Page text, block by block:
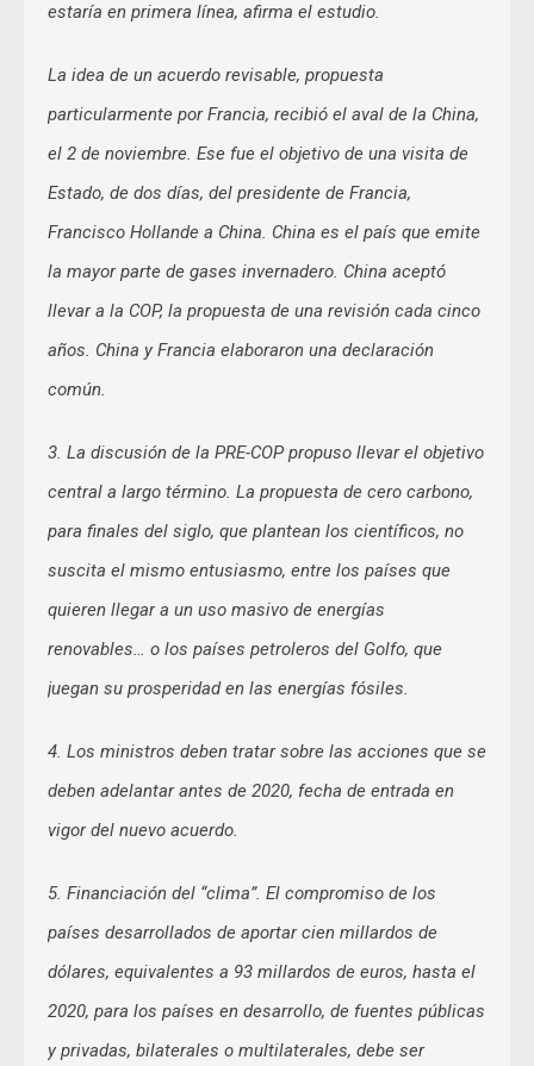
estaría en primera línea, afirma el estudio.
La idea de un acuerdo revisable, propuesta
particularmente por Francia, recibió el aval de la China,
el 2 de noviembre. Ese fue el objetivo de una visita de
Estado, de dos días, del presidente de Francia,
Francisco Hollande a China. China es el país que emite
la mayor parte de gases invernadero. China aceptó
llevar a la COP, la propuesta de una revisión cada cinco
años. China y Francia elaboraron una declaración
común.
3. La discusión de la PRE-COP propuso llevar el objetivo
central a largo término. La propuesta de cero carbono,
para finales del siglo, que plantean los científicos, no
suscita el mismo entusiasmo, entre los países que
quieren llegar a un uso masivo de energías
renovables… o los países petroleros del Golfo, que
juegan su prosperidad en las energías fósiles.
4. Los ministros deben tratar sobre las acciones que se
deben adelantar antes de 2020, fecha de entrada en
vigor del nuevo acuerdo.
5. Financiación del “clima”. El compromiso de los
países desarrollados de aportar cien millardos de
dólares, equivalentes a 93 millardos de euros, hasta el
2020, para los países en desarrollo, de fuentes públicas
y privadas, bilaterales o multilaterales, debe ser